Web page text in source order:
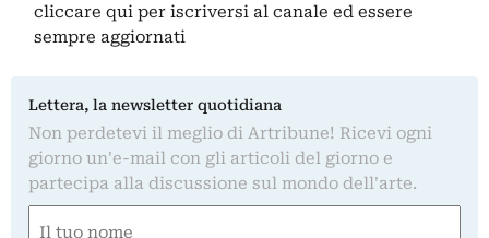
cliccare qui per iscriversi al canale ed essere
sempre aggiornati
Lettera, la newsletter quotidiana
Non perdetevi il meglio di Artribune! Ricevi ogni
giorno un'e-mail con gli articoli del giorno e
partecipa alla discussione sul mondo dell'arte.